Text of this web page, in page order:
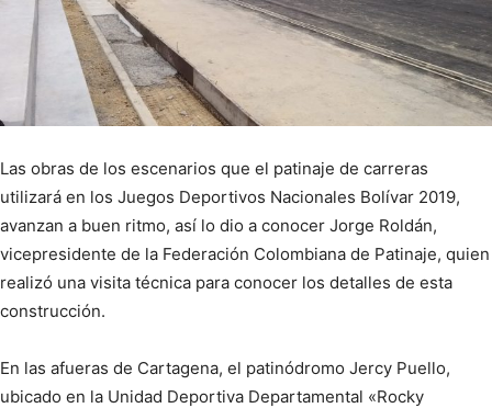
Las obras de los escenarios que el patinaje de carreras
utilizará en los Juegos Deportivos Nacionales Bolívar 2019,
avanzan a buen ritmo, así lo dio a conocer Jorge Roldán,
vicepresidente de la Federación Colombiana de Patinaje, quien
realizó una visita técnica para conocer los detalles de esta
construcción.
En las afueras de Cartagena, el patinódromo Jercy Puello,
ubicado en la Unidad Deportiva Departamental «Rocky